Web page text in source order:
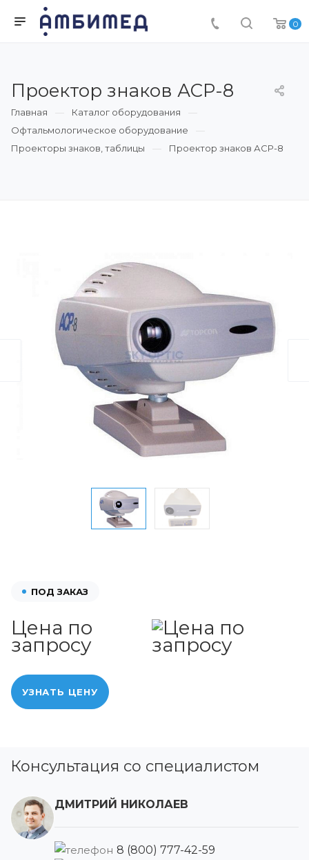
0
Проектор знаков АСР-8
Главная
Каталог оборудования
Офтальмологическое оборудование
Проекторы знаков, таблицы
Проектор знаков АСР-8
ПОД ЗАКАЗ
Цена по
запросу
УЗНАТЬ ЦЕНУ
Консультация со специалистом
ДМИТРИЙ НИКОЛАЕВ
8 (800) 777-42-59